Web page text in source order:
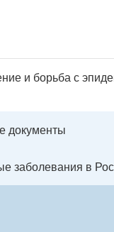
и борьба с
документы
заболевания в